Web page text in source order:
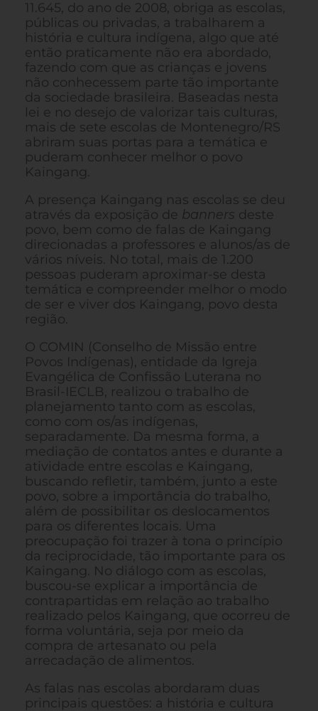
11.645, do ano de 2008, obriga as escolas,
públicas ou privadas, a trabalharem a
história e cultura indígena, algo que até
então praticamente não era abordado,
fazendo com que as crianças e jovens
não conhecessem parte tão importante
da sociedade brasileira. Baseadas nesta
lei e no desejo de valorizar tais culturas,
mais de sete escolas de Montenegro/RS
abriram suas portas para a temática e
puderam conhecer melhor o povo
Kaingang.
A presença Kaingang nas escolas se deu
através da exposição de banners deste
povo, bem como de falas de Kaingang
direcionadas a professores e alunos/as de
vários níveis. No total, mais de 1.200
pessoas puderam aproximar-se desta
temática e compreender melhor o modo
de ser e viver dos Kaingang, povo desta
região.
O COMIN (Conselho de Missão entre
Povos Indígenas), entidade da Igreja
Evangélica de Confissão Luterana no
Brasil-IECLB, realizou o trabalho de
planejamento tanto com as escolas,
como com os/as indígenas,
separadamente. Da mesma forma, a
mediação de contatos antes e durante a
atividade entre escolas e Kaingang,
buscando refletir, também, junto a este
povo, sobre a importância do trabalho,
além de possibilitar os deslocamentos
para os diferentes locais. Uma
preocupação foi trazer à tona o princípio
da reciprocidade, tão importante para os
Kaingang. No diálogo com as escolas,
buscou-se explicar a importância de
contrapartidas em relação ao trabalho
realizado pelos Kaingang, que ocorreu de
forma voluntária, seja por meio da
compra de artesanato ou pela
arrecadação de alimentos.
As falas nas escolas abordaram duas
principais questões: a história e cultura